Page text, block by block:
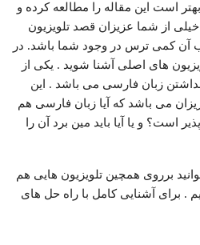
است این مقاله را مطالعه کرده و
خیلی از شما عزیزان قصد تلویزیون
آن کمی ترس در وجود شما باشد. در
های اصلی آشنا شوید . یکی از
زبان فارسی می باشد . این
می باشد که آیا زبان فارسی هم
است؟ و یا آیا باید مین برد آن را
برروی همچین تلویزیون هایی هم
. برای آشنایی کامل با راه حل های